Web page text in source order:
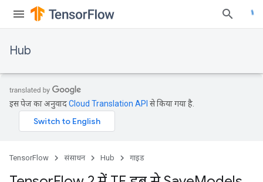
Hub
इस पेज का अनुवादCloud Translation API से किया गया है.
TensorFlow संसाधन Hub गाइड